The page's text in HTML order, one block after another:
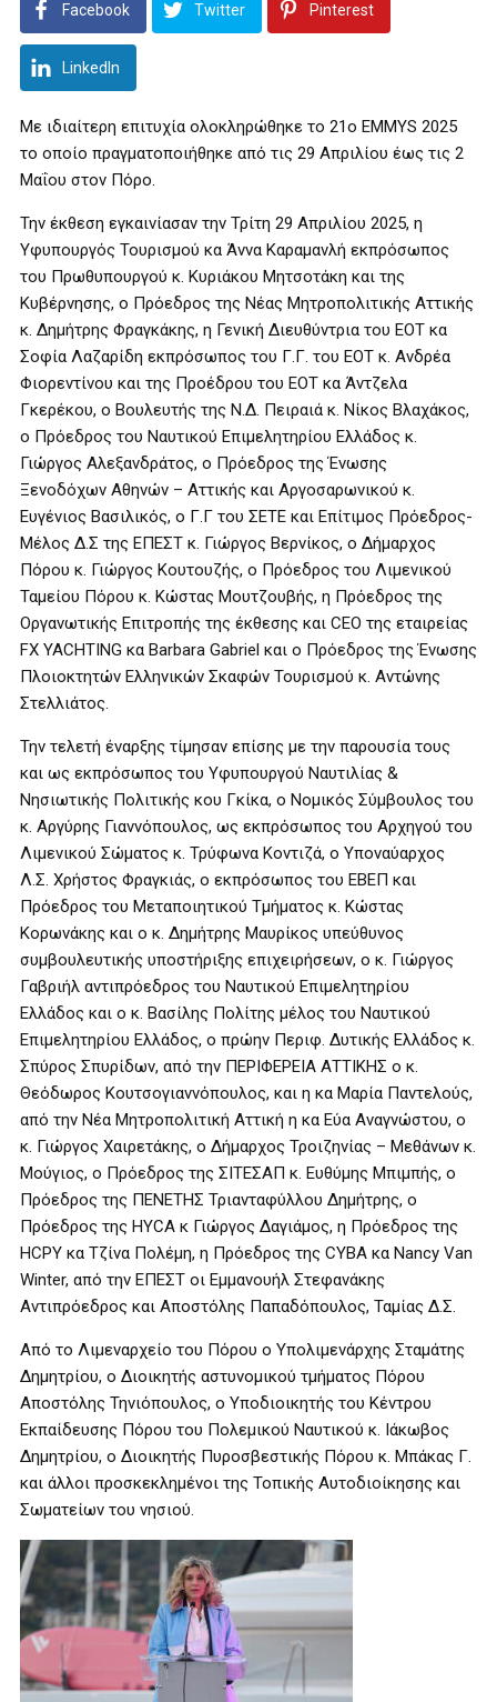
Facebook Twitter Pinterest
LinkedIn
Με ιδιαίτερη επιτυχία ολοκληρώθηκε το 21ο EMMYS 2025
το οποίο πραγματοποιήθηκε από τις 29 Απριλίου έως τις 2
Μαΐου στον Πόρο.
Την έκθεση εγκαινίασαν την Τρίτη 29 Απριλίου 2025, η
Υφυπουργός Τουρισμού κα Άννα Καραμανλή εκπρόσωπος
του Πρωθυπουργού κ. Κυριάκου Μητσοτάκη και της
Κυβέρνησης, ο Πρόεδρος της Νέας Μητροπολιτικής Αττικής
κ. Δημήτρης Φραγκάκης, η Γενική Διευθύντρια του ΕΟΤ κα
Σοφία Λαζαρίδη εκπρόσωπος του Γ.Γ. του ΕΟΤ κ. Ανδρέα
Φιορεντίνου και της Προέδρου του ΕΟΤ κα Άντζελα
Γκερέκου, ο Βουλευτής της Ν.Δ. Πειραιά κ. Νίκος Βλαχάκος,
ο Πρόεδρος του Ναυτικού Επιμελητηρίου Ελλάδος κ.
Γιώργος Αλεξανδράτος, ο Πρόεδρος της Ένωσης
Ξενοδόχων Αθηνών – Αττικής και Αργοσαρωνικού κ.
Ευγένιος Βασιλικός, ο Γ.Γ του ΣΕΤΕ και Επίτιμος Πρόεδρος-
Μέλος Δ.Σ της ΕΠΕΣΤ κ. Γιώργος Βερνίκος, ο Δήμαρχος
Πόρου κ. Γιώργος Κουτουζής, ο Πρόεδρος του Λιμενικού
Ταμείου Πόρου κ. Κώστας Μουτζουβής, η Πρόεδρος της
Οργανωτικής Επιτροπής της έκθεσης και CEO της εταιρείας
FX YACHTING κα Barbara Gabriel και ο Πρόεδρος της Ένωσης
Πλοιοκτητών Ελληνικών Σκαφών Τουρισμού κ. Αντώνης
Στελλιάτος.
Την τελετή έναρξης τίμησαν επίσης με την παρουσία τους
και ως εκπρόσωπος του Υφυπουργού Ναυτιλίας &
Νησιωτικής Πολιτικής κου Γκίκα, ο Νομικός Σύμβουλος του
κ. Αργύρης Γιαννόπουλος, ως εκπρόσωπος του Αρχηγού του
Λιμενικού Σώματος κ. Τρύφωνα Κοντιζά, ο Υποναύαρχος
Λ.Σ. Χρήστος Φραγκιάς, ο εκπρόσωπος του ΕΒΕΠ και
Πρόεδρος του Μεταποιητικού Τμήματος κ. Κώστας
Κορωνάκης και ο κ. Δημήτρης Μαυρίκος υπεύθυνος
συμβουλευτικής υποστήριξης επιχειρήσεων, ο κ. Γιώργος
Γαβριήλ αντιπρόεδρος του Ναυτικού Επιμελητηρίου
Ελλάδος και ο κ. Βασίλης Πολίτης μέλος του Ναυτικού
Επιμελητηρίου Ελλάδος, ο πρώην Περιφ. Δυτικής Ελλάδος κ.
Σπύρος Σπυρίδων, από την ΠΕΡΙΦΕΡΕΙΑ ΑΤΤΙΚΗΣ ο κ.
Θεόδωρος Κουτσογιαννόπουλος, και η κα Μαρία Παντελούς,
από την Νέα Μητροπολιτική Αττική η κα Εύα Αναγνώστου, ο
κ. Γιώργος Χαιρετάκης, ο Δήμαρχος Τροιζηνίας – Μεθάνων κ.
Μούγιος, ο Πρόεδρος της ΣΙΤΕΣΑΠ κ. Ευθύμης Μπιμπής, ο
Πρόεδρος της ΠΕΝΕΤΗΣ Τριανταφύλλου Δημήτρης, ο
Πρόεδρος της HYCA κ Γιώργος Δαγιάμος, η Πρόεδρος της
HCPY κα Τζίνα Πολέμη, η Πρόεδρος της CYBA κα Nancy Van
Winter, από την ΕΠΕΣΤ οι Εμμανουήλ Στεφανάκης
Αντιπρόεδρος και Αποστόλης Παπαδόπουλος, Ταμίας Δ.Σ.
Από το Λιμεναρχείο του Πόρου ο Υπολιμενάρχης Σταμάτης
Δημητρίου, ο Διοικητής αστυνομικού τμήματος Πόρου
Αποστόλης Τηνιόπουλος, ο Υποδιοικητής του Κέντρου
Εκπαίδευσης Πόρου του Πολεμικού Ναυτικού κ. Ιάκωβος
Δημητρίου, ο Διοικητής Πυροσβεστικής Πόρου κ. Μπάκας Γ.
και άλλοι προσκεκλημένοι της Τοπικής Αυτοδιοίκησης και
Σωματείων του νησιού.